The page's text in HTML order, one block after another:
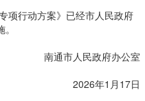
行动方案》已经市人民政府
南通市人民政府办公室
2026年1月17日